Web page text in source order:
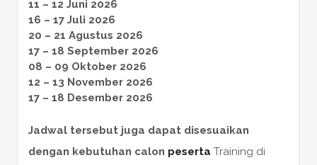
11 – 12 Juni 2026
16 – 17 Juli 2026
20 – 21 Agustus 2026
17 – 18 September 2026
08 – 09 Oktober 2026
12 – 13 November 2026
17 – 18 Desember 2026
Jadwal tersebut juga dapat disesuaikan
dengan kebutuhan calon peserta Training di